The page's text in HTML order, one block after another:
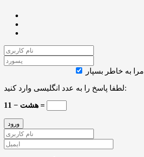
مرا به خاطر بسپار
لطفا پاسخ را به عدد انگلیسی وارد کنید:
11 − هشت =